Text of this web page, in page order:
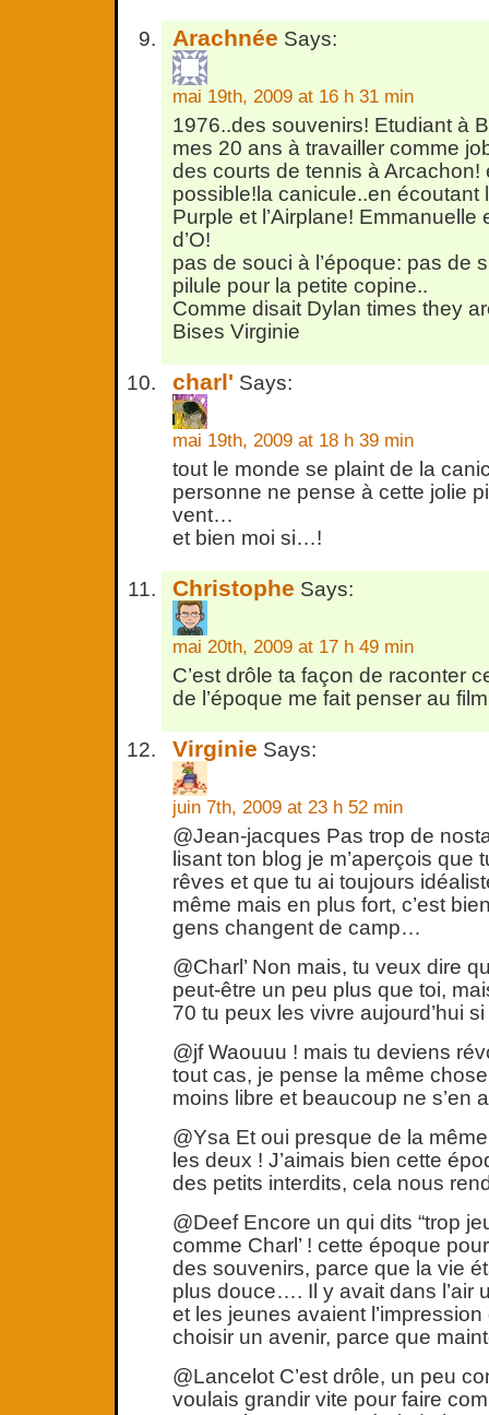
Arachnée Says:
mai 19th, 2009 at 16 h 31 min
1976..des souvenirs! Etudiant à
mes 20 ans à travailler comme
des courts de tennis à Arcachon!
possible!la canicule..en écoutant
Purple et l’Airplane! Emmanuelle
d’O!
pas de souci à l’époque: pas de
pilule pour la petite copine..
Comme disait Dylan times they
Bises Virginie
charl' Says:
mai 19th, 2009 at 18 h 39 min
tout le monde se plaint de la
personne ne pense à cette jolie
vent…
et bien moi si…!
Christophe Says:
mai 20th, 2009 at 17 h 49 min
C’est drôle ta façon de raconter
de l’époque me fait penser au
Virginie Says:
juin 7th, 2009 at 23 h 52 min
@Jean-jacques Pas trop de
lisant ton blog je m’aperçois que
rêves et que tu ai toujours
même mais en plus fort, c’est
gens changent de camp…
@Charl’ Non mais, tu veux dire
peut-être un peu plus que toi,
70 tu peux les vivre aujourd’hui
@jf Waouuu ! mais tu deviens
tout cas, je pense la même
moins libre et beaucoup ne s’en
@Ysa Et oui presque de la
les deux ! J’aimais bien cette
des petits interdits, cela nous
@Deef Encore un qui dits “trop
comme Charl’ ! cette époque
des souvenirs, parce que la vie
plus douce…. Il y avait dans l’air
et les jeunes avaient
choisir un avenir, parce que
@Lancelot C’est drôle, un peu
voulais grandir vite pour faire